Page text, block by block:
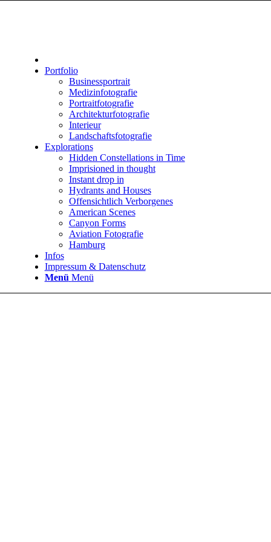
Portfolio
Businessportrait
Medizinfotografie
Portraitfotografie
Architekturfotografie
Interieur
Landschaftsfotografie
Explorations
Hidden Constellations in Time
Imprisioned in thought
Instant drop in
Hydrants and Houses
Offensichtlich Verborgenes
American Scenes
Canyon Forms
Aviation Fotografie
Hamburg
Infos
Impressum & Datenschutz
Menü Menü